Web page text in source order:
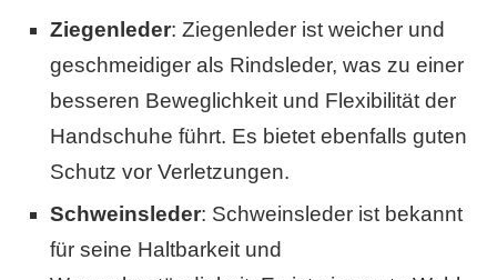
Ziegenleder: Ziegenleder ist weicher und
geschmeidiger als Rindsleder, was zu einer
besseren Beweglichkeit und Flexibilität der
Handschuhe führt. Es bietet ebenfalls guten
Schutz vor Verletzungen.
Schweinsleder: Schweinsleder ist bekannt
für seine Haltbarkeit und